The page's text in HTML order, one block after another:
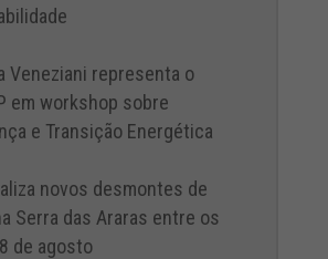
Veneziani representa o
em workshop sobre
e Transição Energética
novos desmontes de
Serra das Araras entre os
de agosto